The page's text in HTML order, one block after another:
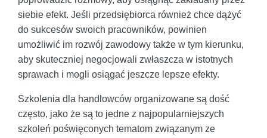
siebie efekt. Jeśli przedsiębiorca również chce dążyć
do sukcesów swoich pracowników, powinien
umożliwić im rozwój zawodowy także w tym kierunku,
aby skuteczniej negocjowali zwłaszcza w istotnych
sprawach i mogli osiągać jeszcze lepsze efekty.
Szkolenia dla handlowców organizowane są dość
często, jako że są to jedne z najpopularniejszych
szkoleń poświęconych tematom związanym ze